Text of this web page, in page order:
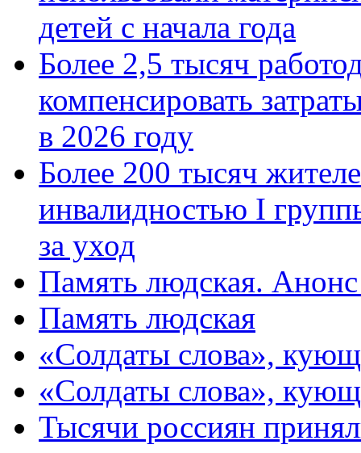
детей с начала года
Более 2,5 тысяч
компенсировать
в 2026 году
Более 200 тысяч
инвалидностью I
за уход
Память людская.
Память людская
«Солдаты слова»,
«Солдаты слова»,
Тысячи россиян